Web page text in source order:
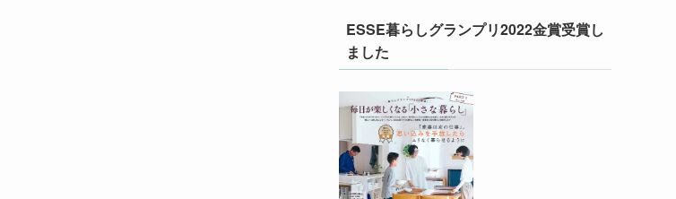
ESSE暮らしグランプリ2022金賞受賞し
ました